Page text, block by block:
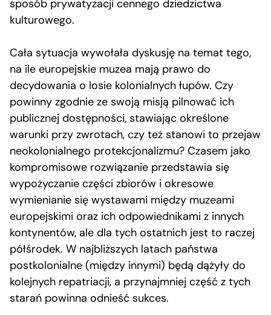
sposób prywatyzacji cennego dziedzictwa
kulturowego.
Cała sytuacja wywołała dyskusję na temat tego,
na ile europejskie muzea mają prawo do
decydowania o losie kolonialnych łupów. Czy
powinny zgodnie ze swoją misją pilnować ich
publicznej dostępności, stawiając określone
warunki przy zwrotach, czy też stanowi to przejaw
neokolonialnego protekcjonalizmu? Czasem jako
kompromisowe rozwiązanie przedstawia się
wypożyczanie części zbiorów i okresowe
wymienianie się wystawami między muzeami
europejskimi oraz ich odpowiednikami z innych
kontynentów, ale dla tych ostatnich jest to raczej
półśrodek. W najbliższych latach państwa
postkolonialne (między innymi) będą dążyły do
kolejnych repatriacji, a przynajmniej część z tych
starań powinna odnieść sukces.